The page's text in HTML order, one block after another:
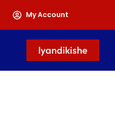
My Account
Iyandikishe